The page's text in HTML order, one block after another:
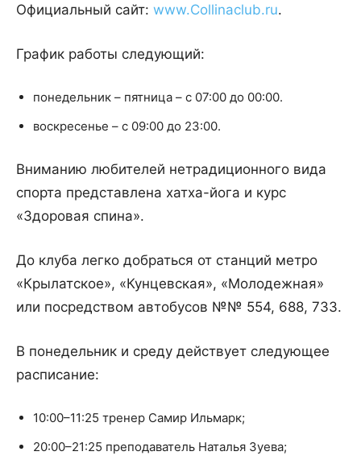
Официальный сайт: www.Collinaclub.ru.
График работы следующий:
понедельник – пятница – с 07:00 до 00:00.
воскресенье – с 09:00 до 23:00.
Вниманию любителей нетрадиционного вида
спорта представлена хатха-йога и курс
«Здоровая спина».
До клуба легко добраться от станций метро
«Крылатское», «Кунцевская», «Молодежная»
или посредством автобусов №№ 554, 688, 733.
В понедельник и среду действует следующее
расписание:
10:00–11:25 тренер Самир Ильмарк;
20:00–21:25 преподаватель Наталья Зуева;